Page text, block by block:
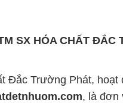
SX HÓA CHẤT ĐẮC
Đắc Trường Phát, hoạt
, là đơn